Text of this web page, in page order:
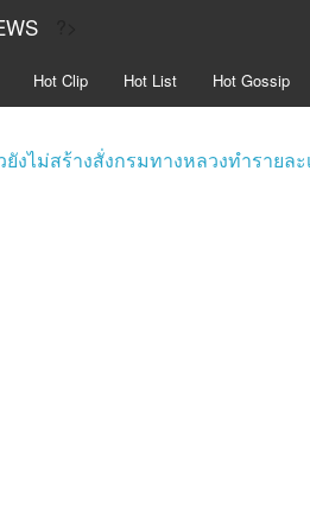
Hot Clip Hot List Hot Gossip
ยังไม่สร้างสั่งกรมทางหลวงทำรายละ